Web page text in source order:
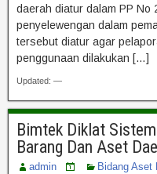
daerah diatur dalam PP No
penyelewengan dalam
tersebut diatur agar
penggunaan dilakukan […]
Updated: —
Bimtek Diklat
Barang Dan Aset
admin Bidang Aset